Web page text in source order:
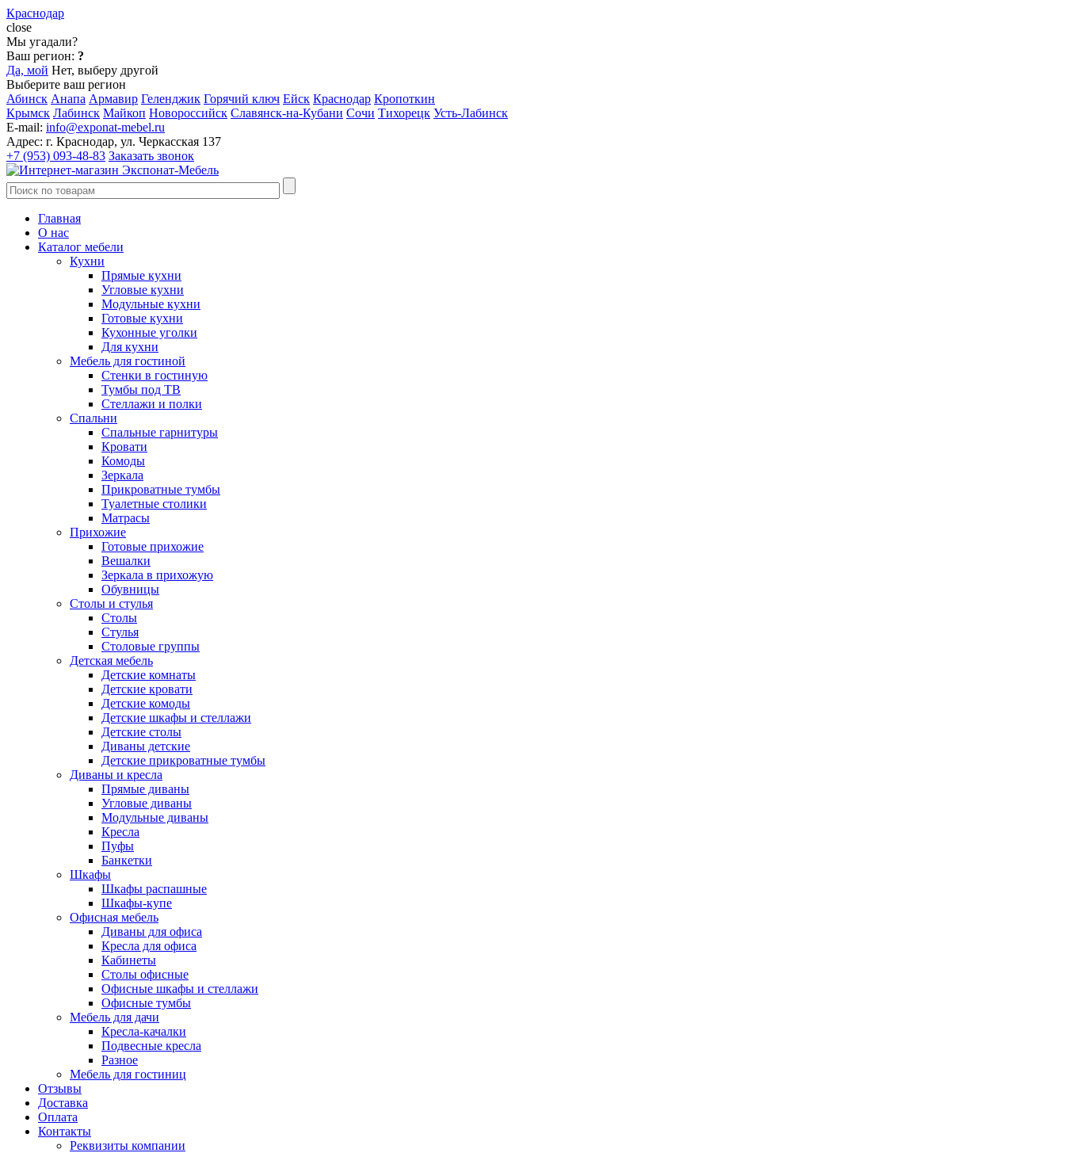
Краснодар
close
Мы угадали?
Ваш регион: ?
Да, мой Нет, выберу другой
Выберите ваш регион
Абинск Анапа Армавир Геленджик Горячий ключ Ейск Краснодар Кропоткин
Крымск Лабинск Майкоп Новороссийск Славянск-на-Кубани Сочи Тихорецк Усть-Лабинск
E-mail: info@exponat-mebel.ru
Адрес: г. Краснодар, ул. Черкасская 137
+7 (953) 093-48-83 Заказать звонок
Главная
О нас
Каталог мебели
Кухни
Прямые кухни
Угловые кухни
Модульные кухни
Готовые кухни
Кухонные уголки
Для кухни
Мебель для гостиной
Стенки в гостиную
Тумбы под ТВ
Стеллажи и полки
Спальни
Спальные гарнитуры
Кровати
Комоды
Зеркала
Прикроватные тумбы
Туалетные столики
Матрасы
Прихожие
Готовые прихожие
Вешалки
Зеркала в прихожую
Обувницы
Столы и стулья
Столы
Стулья
Столовые группы
Детская мебель
Детские комнаты
Детские кровати
Детские комоды
Детские шкафы и стеллажи
Детские столы
Диваны детские
Детские прикроватные тумбы
Диваны и кресла
Прямые диваны
Угловые диваны
Модульные диваны
Кресла
Пуфы
Банкетки
Шкафы
Шкафы распашные
Шкафы-купе
Офисная мебель
Диваны для офиса
Кресла для офиса
Кабинеты
Столы офисные
Офисные шкафы и стеллажи
Офисные тумбы
Мебель для дачи
Кресла-качалки
Подвесные кресла
Разное
Мебель для гостиниц
Отзывы
Доставка
Оплата
Контакты
Реквизиты компании